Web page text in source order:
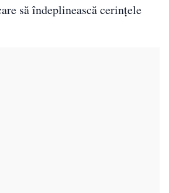
să îndeplinească cerințele